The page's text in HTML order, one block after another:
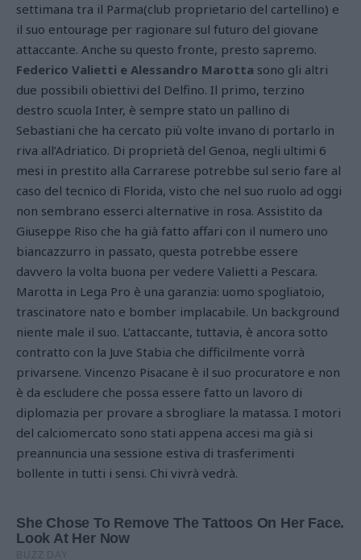
settimana tra il Parma(club proprietario del cartellino) e
il suo entourage per ragionare sul futuro del giovane
attaccante. Anche su questo fronte, presto sapremo.
Federico Valietti e Alessandro Marotta sono gli altri
due possibili obiettivi del Delfino. Il primo, terzino
destro scuola Inter, è sempre stato un pallino di
Sebastiani che ha cercato più volte invano di portarlo in
riva all’Adriatico. Di proprietà del Genoa, negli ultimi 6
mesi in prestito alla Carrarese potrebbe sul serio fare al
caso del tecnico di Florida, visto che nel suo ruolo ad oggi
non sembrano esserci alternative in rosa. Assistito da
Giuseppe Riso che ha già fatto affari con il numero uno
biancazzurro in passato, questa potrebbe essere
davvero la volta buona per vedere Valietti a Pescara.
Marotta in Lega Pro è una garanzia: uomo spogliatoio,
trascinatore nato e bomber implacabile. Un background
niente male il suo. L’attaccante, tuttavia, è ancora sotto
contratto con la Juve Stabia che difficilmente vorrà
privarsene. Vincenzo Pisacane è il suo procuratore e non
è da escludere che possa essere fatto un lavoro di
diplomazia per provare a sbrogliare la matassa. I motori
del calciomercato sono stati appena accesi ma già si
preannuncia una sessione estiva di trasferimenti
bollente in tutti i sensi. Chi vivrà vedrà.